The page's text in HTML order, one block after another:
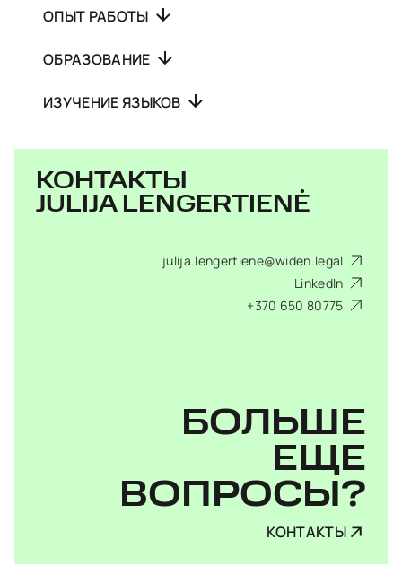
ОПЫТ РАБОТЫ
ОБРАЗОВАНИЕ
ИЗУЧЕНИЕ ЯЗЫКОВ
КОНТАКТЫ
JULIJA LENGERTIENĖ
julija.lengertiene@widen.legal
LinkedIn
+370 650 80775
БОЛЬШЕ
ЕЩЕ
ВОПРОСЫ?
КОНТАКТЫ